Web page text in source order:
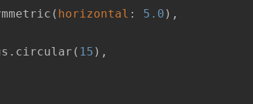
horizontal : 5.0 ),
15 ),